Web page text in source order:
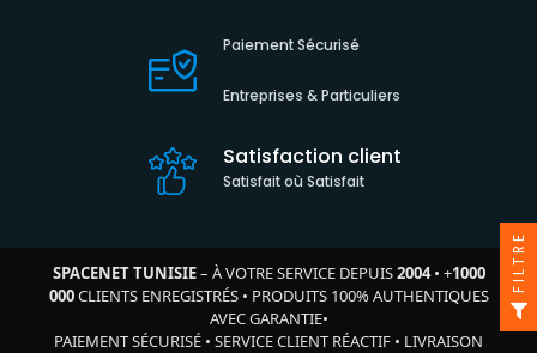
Paiement Sécurisé
Entreprises & Particuliers
Satisfaction client
Satisfait où Satisfait
SPACENET TUNISIE– À VOTRE SERVICE DEPUIS2004• +1000
000CLIENTS ENREGISTRÉS• PRODUITS 100% AUTHENTIQUES
AVEC GARANTIE•
PAIEMENT SÉCURISÉ • SERVICE CLIENT RÉACTIF • LIVRAISON
FILTRE